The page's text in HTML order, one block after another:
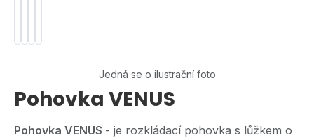
Jedná se o ilustrační foto
Pohovka VENUS
Pohovka VENUS - je rozkládací pohovka s lůžkem o